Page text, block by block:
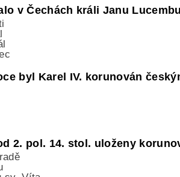
v Čechách králi Janu
byl Karel IV. korunován
2. pol. 14. stol. uloženy